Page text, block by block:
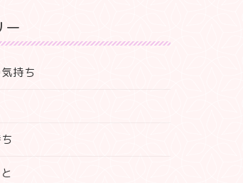
ー
持ち